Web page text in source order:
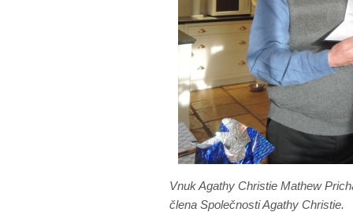
Vnuk Agathy Christie Mathew
člena Společnosti Agathy Christie.